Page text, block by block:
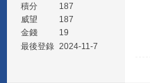
積分
187
威望
187
金錢
19
最後登錄 2024-11-7